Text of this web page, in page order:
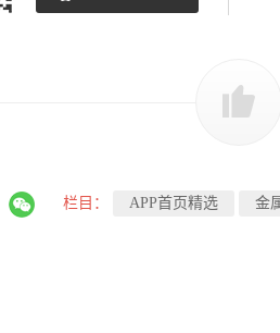
栏目： APP首页精选 金